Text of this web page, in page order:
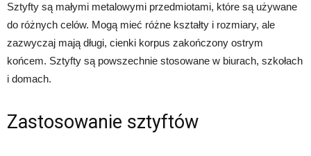
Sztyfty są małymi metalowymi przedmiotami, które są używane
do różnych celów. Mogą mieć różne kształty i rozmiary, ale
zazwyczaj mają długi, cienki korpus zakończony ostrym
końcem. Sztyfty są powszechnie stosowane w biurach, szkołach
i domach.
Zastosowanie sztyftów